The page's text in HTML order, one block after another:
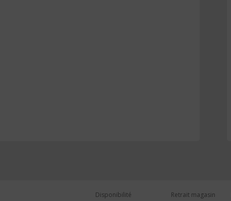
Disponibilité Retrait magasin